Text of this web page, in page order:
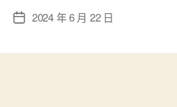
文 2024 年 6 月 22 日